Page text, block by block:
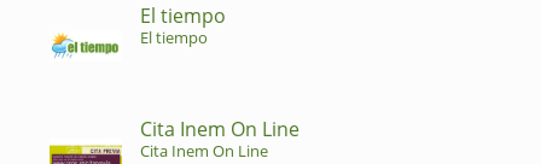
El tiempo
El tiempo
Cita Inem On Line
Cita Inem On Line